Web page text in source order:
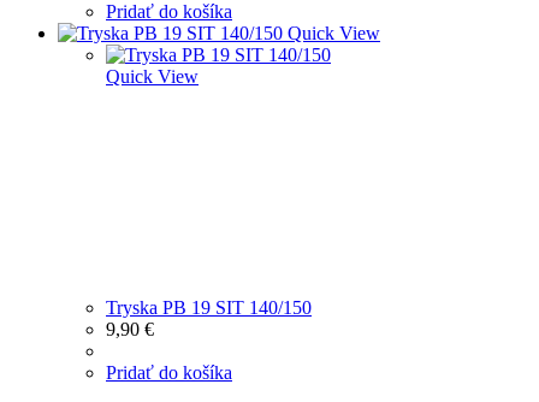
Pridať do košíka
Quick View
Quick View
Tryska PB 19 SIT 140/150
9,90 €
Pridať do košíka